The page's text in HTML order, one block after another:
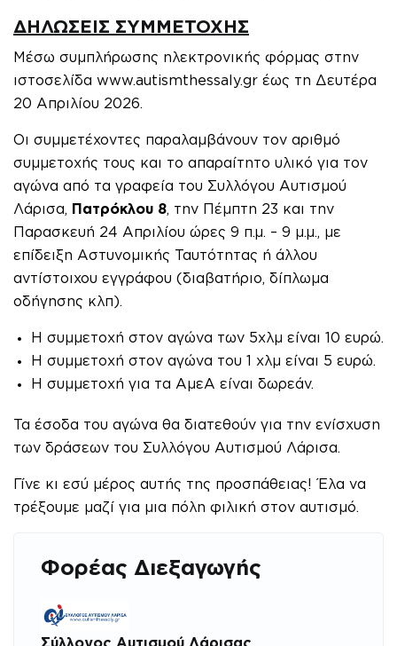
ΔΗΛΩΣΕΙΣ ΣΥΜΜΕΤΟΧΗΣ
Μέσω συμπλήρωσης ηλεκτρονικής φόρμας στην
ιστοσελίδα www.autismthessaly.gr έως τη Δευτέρα
20 Απριλίου 2026.
Οι συμμετέχοντες παραλαμβάνουν τον αριθμό
συμμετοχής τους και το απαραίτητο υλικό για τον
αγώνα από τα γραφεία του Συλλόγου Αυτισμού
Λάρισα, Πατρόκλου 8, την Πέμπτη 23 και την
Παρασκευή 24 Απριλίου ώρες 9 π.μ. – 9 μ.μ., με
επίδειξη Αστυνομικής Ταυτότητας ή άλλου
αντίστοιχου εγγράφου (διαβατήριο, δίπλωμα
οδήγησης κλπ).
Η συμμετοχή στον αγώνα των 5χλμ είναι 10 ευρώ.
Η συμμετοχή στον αγώνα του 1 χλμ είναι 5 ευρώ.
Η συμμετοχή για τα ΑμεΑ είναι δωρεάν.
Τα έσοδα του αγώνα θα διατεθούν για την ενίσχυση
των δράσεων του Συλλόγου Αυτισμού Λάρισα.
Γίνε κι εσύ μέρος αυτής της προσπάθειας! Έλα να
τρέξουμε μαζί για μια πόλη φιλική στον αυτισμό.
Φορέας Διεξαγωγής